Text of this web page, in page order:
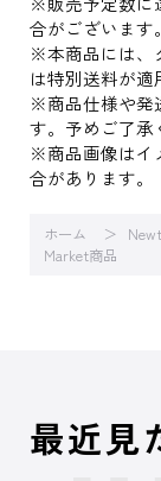
合がございます。
※本商品には、
は特別送料が適
※商品仕様や発
す。予めご了承
※商品画像はイ
合があります。
ホーム
Market商品
最近見